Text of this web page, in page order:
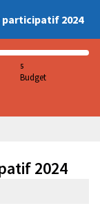
2024
5
Budget
2024